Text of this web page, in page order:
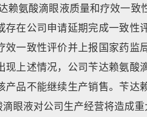
赖氨酸滴眼液质量和疗效一
在公司申请延期完成一致性
一致性评价并上报国家药监
上述情况，公司苄达赖氨酸
品不能继续生产销售。苄达
眼液对公司生产经营将造成重